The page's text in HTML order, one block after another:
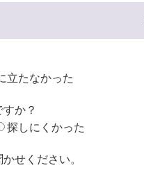
立たなかった
か？
探しにくかった
せください。